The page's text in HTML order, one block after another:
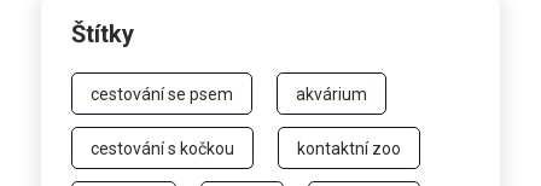
Štítky
cestování se psem akvárium
cestování s kočkou kontaktní zoo